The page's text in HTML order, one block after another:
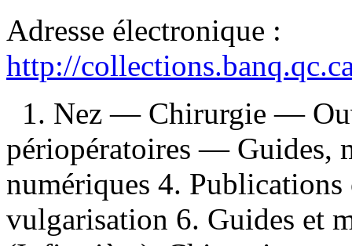
Adresse électronique :
http://
1. Nez — Chirurgie —
périopératoires — Guides,
numériques 4.
vulgarisation 6. Guides et